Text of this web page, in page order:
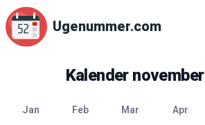
Ugenummer.com
Kalendernovember
jan feb mar apr